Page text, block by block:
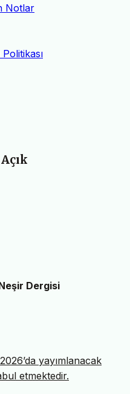
Notlar
Dergisi
yayımlanacak
etmektedir.